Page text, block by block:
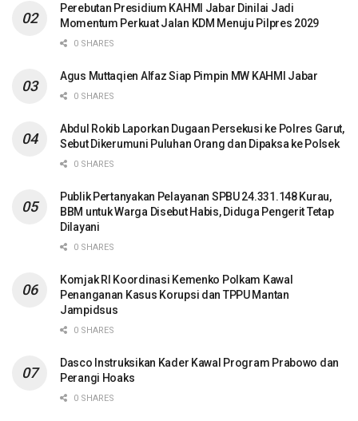
Perebutan Presidium KAHMI Jabar Dinilai Jadi
Momentum Perkuat Jalan KDM Menuju Pilpres 2029
0 SHARES
Agus Muttaqien Alfaz Siap Pimpin MW KAHMI Jabar
0 SHARES
Abdul Rokib Laporkan Dugaan Persekusi ke Polres Garut,
Sebut Dikerumuni Puluhan Orang dan Dipaksa ke Polsek
0 SHARES
Publik Pertanyakan Pelayanan SPBU 24.331.148 Kurau,
BBM untuk Warga Disebut Habis, Diduga Pengerit Tetap
Dilayani
0 SHARES
Komjak RI Koordinasi Kemenko Polkam Kawal
Penanganan Kasus Korupsi dan TPPU Mantan
Jampidsus
0 SHARES
Dasco Instruksikan Kader Kawal Program Prabowo dan
Perangi Hoaks
0 SHARES